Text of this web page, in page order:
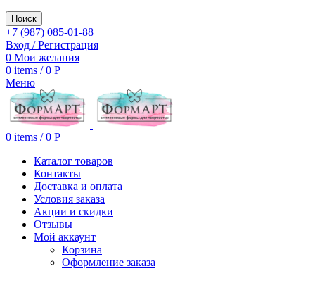
Поиск
+7 (987) 085-01-88
Вход / Регистрация
0 Мои желания
0 items / 0 Р
Меню
0 items / 0 Р
Каталог товаров
Контакты
Доставка и оплата
Условия заказа
Акции и скидки
Отзывы
Мой аккаунт
Корзина
Оформление заказа